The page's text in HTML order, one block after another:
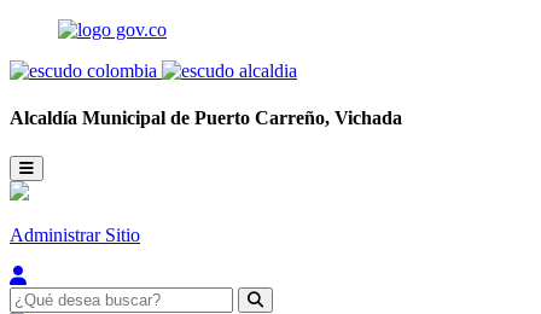
Alcaldía Municipal de Puerto Carreño, Vichada
Administrar Sitio